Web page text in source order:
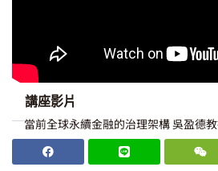
講座影片
當前全球永續金融的治理架構 吳盈德